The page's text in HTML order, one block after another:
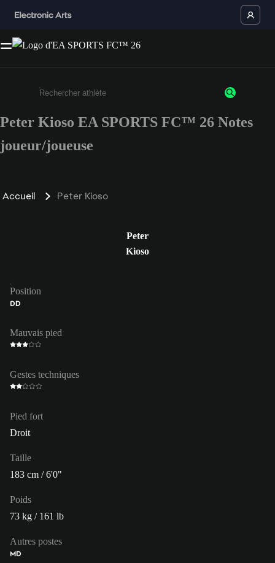
Saisissez au moins 3 caractères ou chiffres.
Peter Kioso EA SPORTS FC™ 26 Notes
joueur/joueuse
Accueil Peter Kioso
Peter
Kioso
Position
DD
Mauvais pied
Gestes techniques
Pied fort
Droit
Taille
183 cm / 6'0"
Poids
73 kg / 161 lb
Autres postes
MD